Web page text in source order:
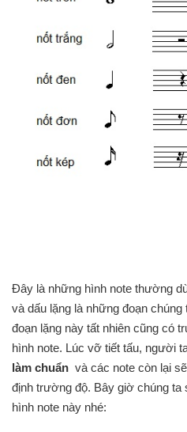
Đây là những hình note thường
và dấu lặng là những đoạn
đoạn lặng này tất nhiên cũng có
hình note. Lúc vỡ tiết tấu, người
làm chuẩn và các note còn lại
định trường độ. Bây giờ chúng ta
hình note này nhé: